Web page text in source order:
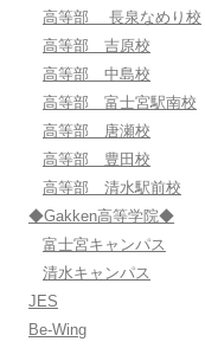
高等部 長泉なめり校
高等部 吉原校
高等部 中島校
高等部 富士宮駅南校
高等部 唐瀬校
高等部 豊田校
高等部 清水駅前校
◆Gakken高等学院◆
富士宮キャンパス
清水キャンパス
JES
Be-Wing